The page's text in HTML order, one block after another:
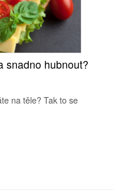
snadno hubnout?
na těle? Tak to se